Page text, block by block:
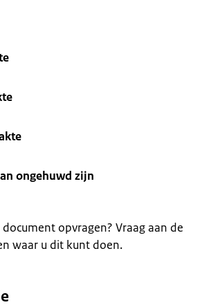
ongehuwd zijn
opvragen? Vraag aan de
waar u dit kunt doen.